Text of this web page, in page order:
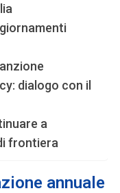
dialogo con il
a
frontiera
annuale